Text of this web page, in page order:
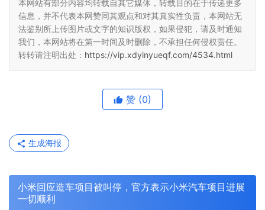
本网站有部分内容均转载自其它媒体，转载目的在于传递更多
信息，并不代表本网赞同其观点和对其真实性负责，本网站无
法鉴别所上传图片或文字的知识版权，如果侵犯，请及时通知
我们，本网站将在第一时间及时删除，不承担任何侵权责任。
转转请注明出处： https://vip.xdyinyueqf.com/4534.html
赞 (0)
生成海报
小米回应造车项目被叫停，官方表示小米汽车项目进展
一切顺利